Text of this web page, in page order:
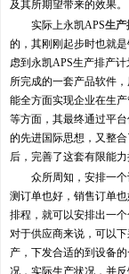
及其所期望带来的效果。
实际上永凯APS生产
的，其刚刚起步时也就
虑到永凯APS生产排产
所完成的一套产品软件
能全方面实现企业在生
等方面，其最终通过平
的先进国际思想，又整
后，完善了这套有限能力
众所周知，安排一个
测订单也好，销售订单
排程，就可以安排出一
对于供应商来说，可以
产，下发合适的到设备
况，实际生产状况，并